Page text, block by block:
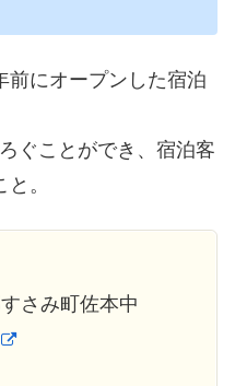
前にオープンした宿泊
ぐことができ、宿泊客
。
さみ町佐本中